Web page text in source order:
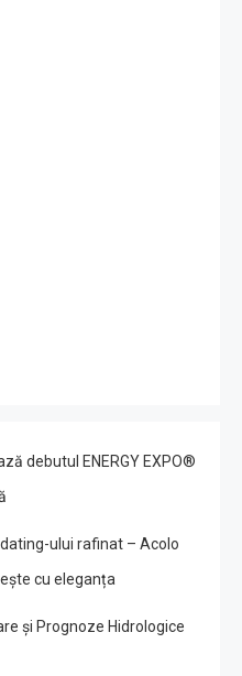
debutul ENERGY EXPO®
ului rafinat – Acolo
cu eleganța
și Prognoze Hidrologice